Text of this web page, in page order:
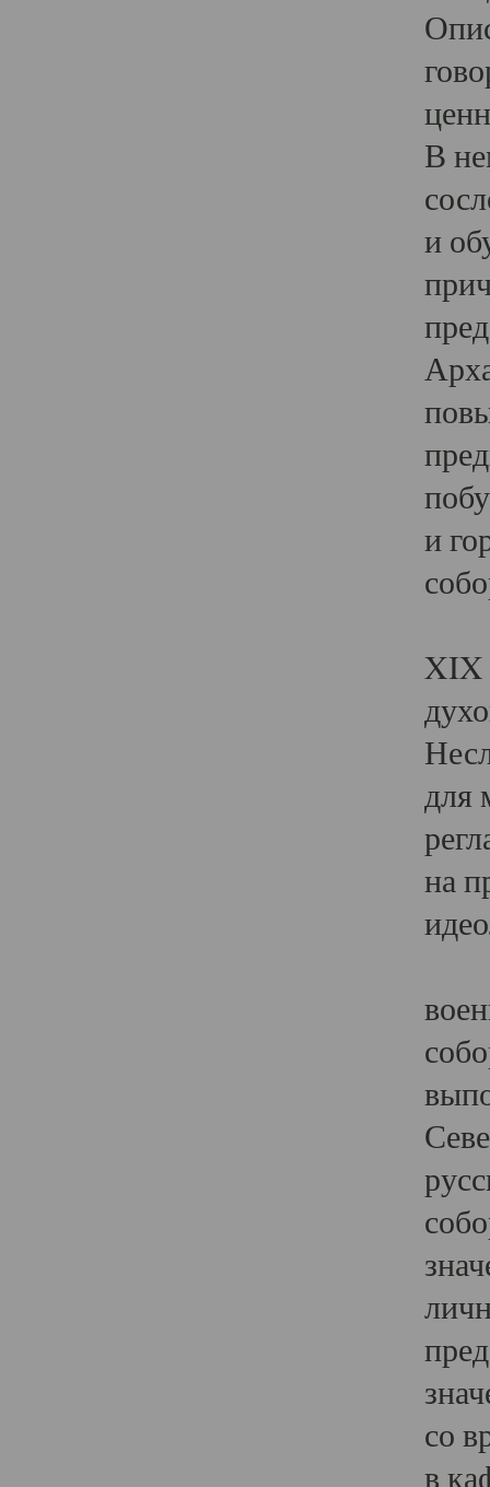
В
и
и
XIX
для
на
со
в